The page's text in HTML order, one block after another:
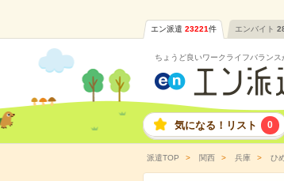
エン派遣 23221件 エンバイト
ちょうど良いワークライフバランス
気になる！リスト 0
派遣TOP 関西 兵庫 ひ